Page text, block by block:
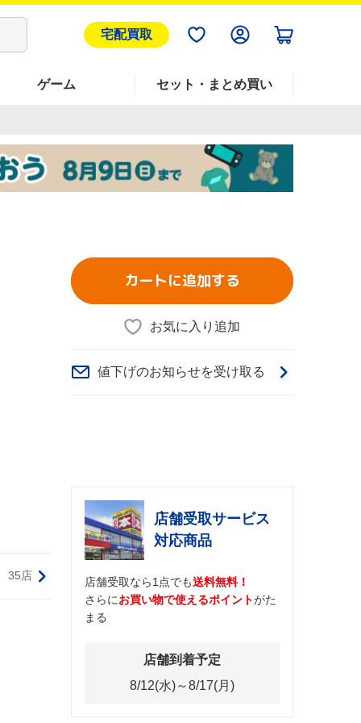
宅配買取
ゲーム セット・まとめ買い
35店
カートに追加する
お気に入り追加
値下げのお知らせを受け取る
店舗受取サービス
対応商品
店舗受取なら1点でも送料無料！
さらにお買い物で使えるポイントがた
まる
店舗到着予定
8/12(水)～8/17(月)